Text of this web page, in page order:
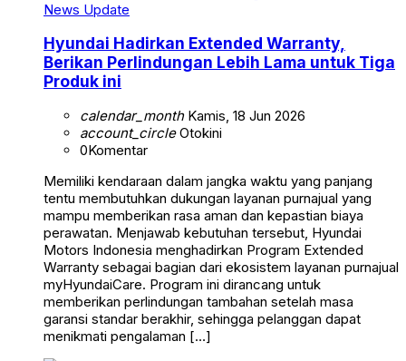
News Update
Hyundai Hadirkan Extended Warranty,
Berikan Perlindungan Lebih Lama untuk Tiga
Produk ini
calendar_monthKamis, 18 Jun 2026
account_circleOtokini
0Komentar
Memiliki kendaraan dalam jangka waktu yang panjang
tentu membutuhkan dukungan layanan purnajual yang
mampu memberikan rasa aman dan kepastian biaya
perawatan. Menjawab kebutuhan tersebut, Hyundai
Motors Indonesia menghadirkan Program Extended
Warranty sebagai bagian dari ekosistem layanan purnajual
myHyundaiCare. Program ini dirancang untuk
memberikan perlindungan tambahan setelah masa
garansi standar berakhir, sehingga pelanggan dapat
menikmati pengalaman […]